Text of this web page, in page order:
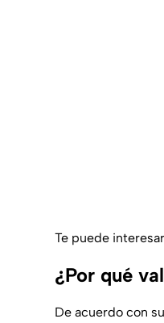
Te puede
¿Por qué
De acuerdo con